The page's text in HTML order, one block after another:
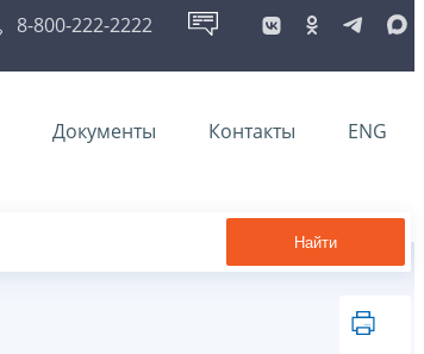
8-800-222-2222
Документы Контакты ENG
Найти